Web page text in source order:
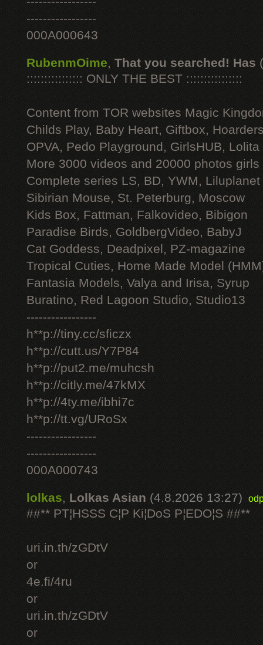
-----------------
000A000643
RubenmOime, That you searched! Has
:::::::::::::::: ONLY THE BEST ::::::::::::::::
Content from TOR websites Magic
Childs Play, Baby Heart, Giftbox,
OPVA, Pedo Playground, GirlsHUB, Lolita
More 3000 videos and 20000 photos
Complete series LS, BD, YWM, Liluplanet
Sibirian Mouse, St. Peterburg, Moscow
Kids Box, Fattman, Falkovideo, Bibigon
Paradise Birds, GoldbergVideo, BabyJ
Cat Goddess, Deadpixel, PZ-magazine
Tropical Cuties, Home Made Model
Fantasia Models, Valya and Irisa, Syrup
Buratino, Red Lagoon Studio, Studio13
-----------------
h**p://tiny.cc/sficzx
h**p://cutt.us/Y7P84
h**p://put2.me/muhcsh
h**p://citly.me/47kMX
h**p://4ty.me/ibhi7c
h**p://tt.vg/URoSx
-----------------
-----------------
000A000743
lolkas, Lolkas Asian (4.8.2026 13:27)
##** PT¦HSSS C¦P Ki¦DoS P¦EDO¦S ##**
uri.in.th/zGDtV
or
4e.fi/4ru
or
uri.in.th/zGDtV
or